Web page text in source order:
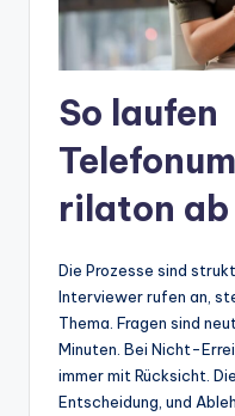
So laufen
rilaton ab
Die Prozesse sind
Interviewer rufen an,
Thema. Fragen sind
Minuten. Bei Nicht-
immer mit Rücksicht.
Entscheidung, und